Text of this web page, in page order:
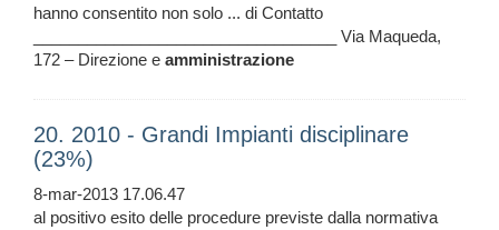
hanno consentito non solo ... di Contatto
__________________________________ Via Maqueda,
172 – Direzione e amministrazione
20. 2010 - Grandi Impianti disciplinare
(23%)
8-mar-2013 17.06.47
al positivo esito delle procedure previste dalla normativa